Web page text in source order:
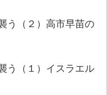
う（２）高市早苗の
う（１）イスラエル